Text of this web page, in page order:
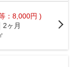
：8,000円 )
2ヶ月